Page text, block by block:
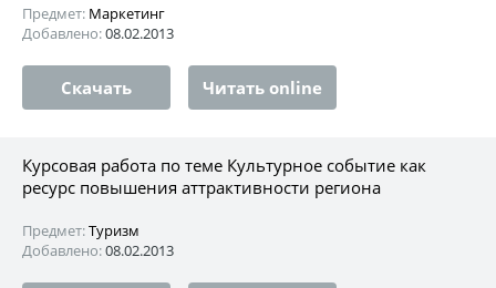
Предмет: Маркетинг
Добавлено:08.02.2013
Скачать Читать online
Курсовая работа по теме Культурное событие как
ресурс повышения аттрактивности региона
Предмет:Туризм
Добавлено:08.02.2013